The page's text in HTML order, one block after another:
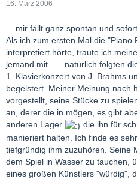
16. März 2006
... mir fällt ganz spontan und
Als ich zum ersten Mal die "Piano
interpretiert hörte, traute ich
jemand mit...... natürlich folgten
1. Klavierkonzert von J. Brahms
begeistert. Meiner Meinung nach
vorgestellt, seine Stücke zu
an, derer die in mögen, es gibt
anderen Lager
die ihn für
manieriert halten. Ich finde es
tiefgründig ihm zuzuhören. Seine
dem Spiel in Wasser zu tauchen,
eines großen Künstlers "würdig",